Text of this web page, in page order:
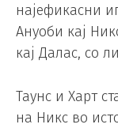
најефикасни
Ануоби кај
кај Далас, со
Таунс и Харт
на Никс во